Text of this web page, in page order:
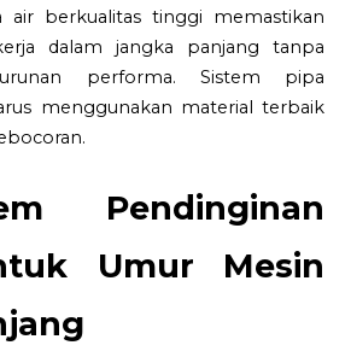
berkualitas tinggi memastikan
dalam jangka panjang tanpa
performa. Sistem pipa
menggunakan material terbaik
Pendinginan
Umur Mesin